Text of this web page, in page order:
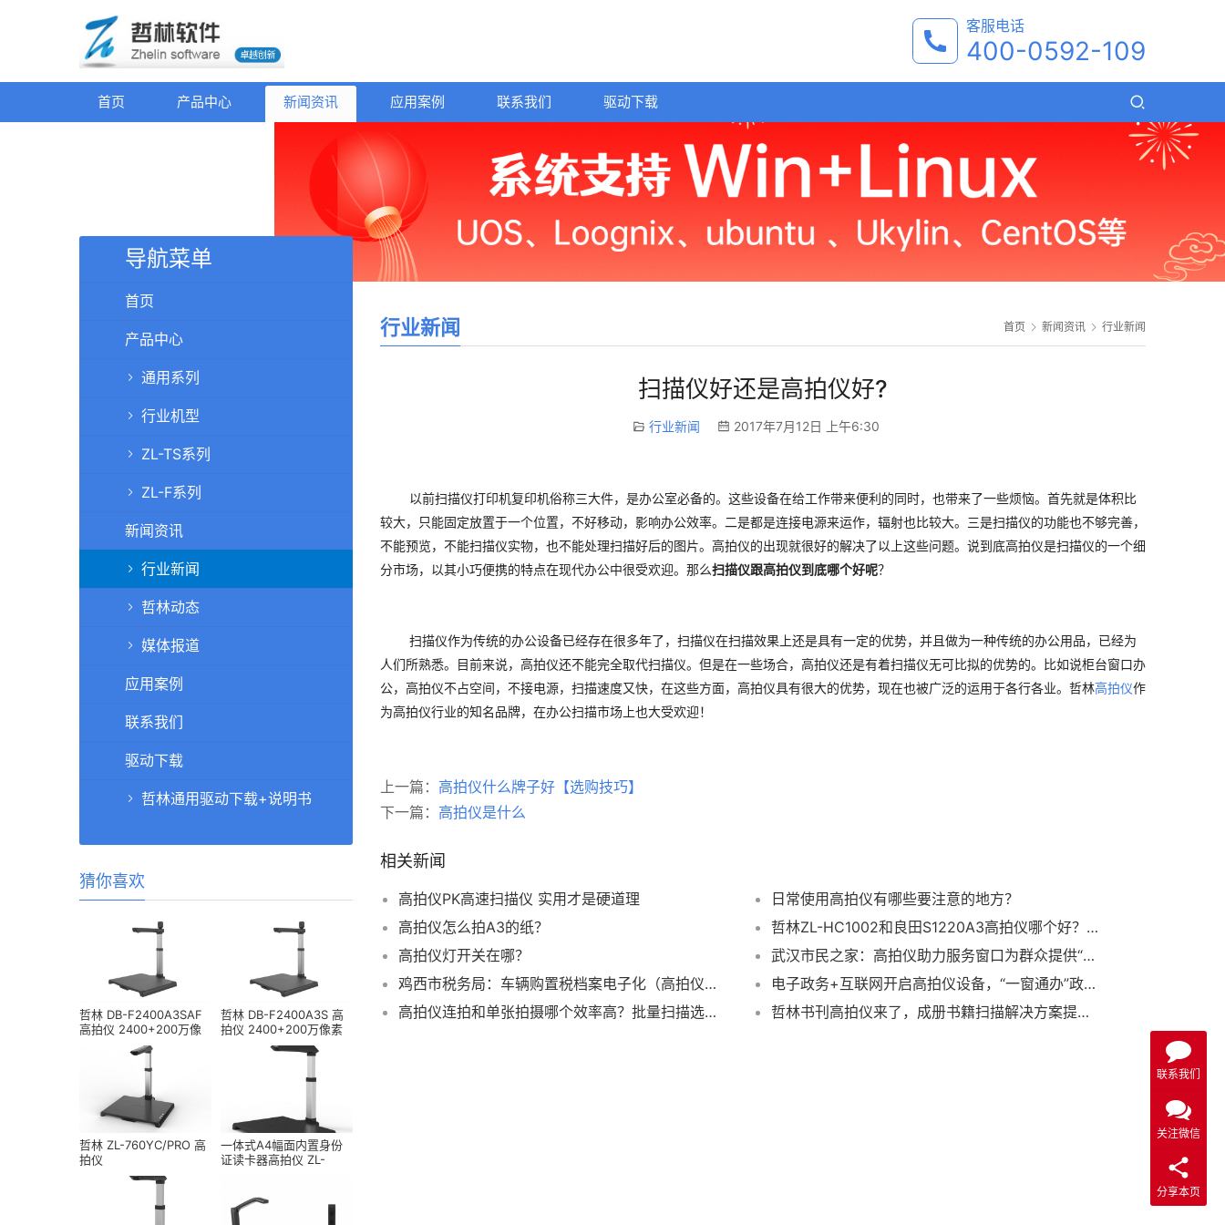
客服电话
400-0592-109
首页 产品中心 新闻资讯 应用案例 联系我们 驱动下载
首页 新闻资讯 行业新闻
行业新闻
扫描仪好还是高拍仪好?
行业新闻 2017年7月12日 上午6:30
以前扫描仪打印机复印机俗称三大件，是办公室必备的。这些设备在给工作带来便利的同时，也带来了一些烦恼。首先就是体积比
较大，只能固定放置于一个位置，不好移动，影响办公效率。二是都是连接电源来运作，辐射也比较大。三是扫描仪的功能也不够完善，
不能预览，不能扫描仪实物，也不能处理扫描好后的图片。高拍仪的出现就很好的解决了以上这些问题。说到底高拍仪是扫描仪的一个细
分市场，以其小巧便携的特点在现代办公中很受欢迎。那么扫描仪跟高拍仪到底哪个好呢？
扫描仪作为传统的办公设备已经存在很多年了，扫描仪在扫描效果上还是具有一定的优势，并且做为一种传统的办公用品，已经为
人们所熟悉。目前来说，高拍仪还不能完全取代扫描仪。但是在一些场合，高拍仪还是有着扫描仪无可比拟的优势的。比如说柜台窗口办
公，高拍仪不占空间，不接电源，扫描速度又快，在这些方面，高拍仪具有很大的优势，现在也被广泛的运用于各行各业。哲林高拍仪作
为高拍仪行业的知名品牌，在办公扫描市场上也大受欢迎！
上一篇： 高拍仪什么牌子好【选购技巧】
下一篇： 高拍仪是什么
相关新闻
高拍仪PK高速扫描仪 实用才是硬道理
日常使用高拍仪有哪些要注意的地方？
高拍仪怎么拍A3的纸？
哲林ZL-HC1002和良田S1220A3高拍仪哪个好？双摄像头人证比对谁更强？
高拍仪灯开关在哪？
武汉市民之家：高拍仪助力服务窗口为群众提供“延时服务”，还未起身10万元公积金就到账
鸡西市税务局：车辆购置税档案电子化（高拍仪）管理全面施行
电子政务+互联网开启高拍仪设备，“一窗通办”政务窗口新模式
高拍仪连拍和单张拍摄哪个效率高？批量扫描选哪种模式更省时间？
哲林书刊高拍仪来了，成册书籍扫描解决方案提供商
导航菜单
首页
产品中心
通用系列
行业机型
ZL-TS系列
ZL-F系列
新闻资讯
行业新闻
哲林动态
媒体报道
应用案例
联系我们
驱动下载
哲林通用驱动下载+说明书
猜你喜欢
哲林 DB-F2400A3SAF
高拍仪 2400+200万像
哲林 DB-F2400A3S 高
拍仪 2400+200万像素
哲林 ZL-760YC/PRO 高
拍仪
一体式A4幅面内置身份
证读卡器高拍仪 ZL-
联系我们
关注微信
分享本页